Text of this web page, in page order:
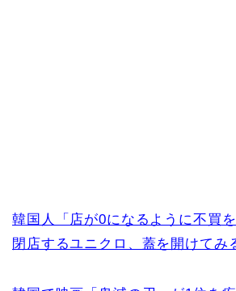
韓国人「店が0になるように不買
閉店するユニクロ、蓋を開けてみ